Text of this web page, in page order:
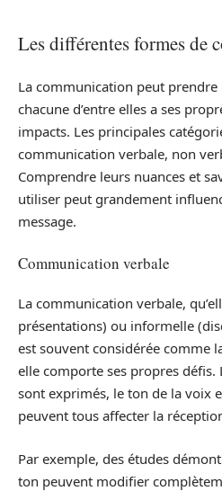
Les différentes formes de
La communication peut
chacune d’entre elles a ses
impacts. Les principales
communication verbale, non
Comprendre leurs nuances et
utiliser peut grandement
message.
Communication verbale
La communication verbale,
présentations) ou informelle
est souvent considérée comme
elle comporte ses propres
sont exprimés, le ton de la voix
peuvent tous affecter la
Par exemple, des études
ton peuvent modifier